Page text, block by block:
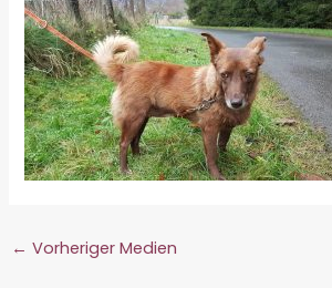
← Vorheriger Medien